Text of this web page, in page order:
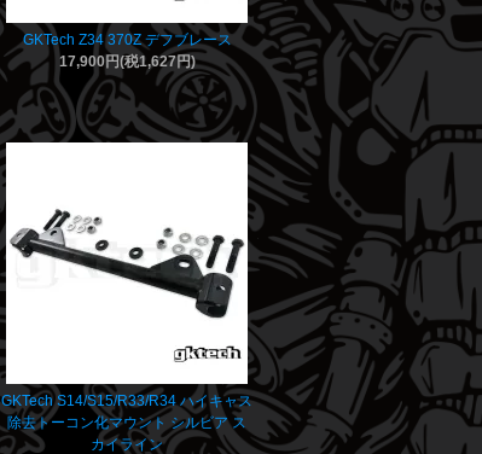
GKTech Z34 370Z デフブレース
17,900円(税1,627円)
GKTech S14/S15/R33/R34 ハイキャス
除去トーコン化マウント シルビア ス
カイライン